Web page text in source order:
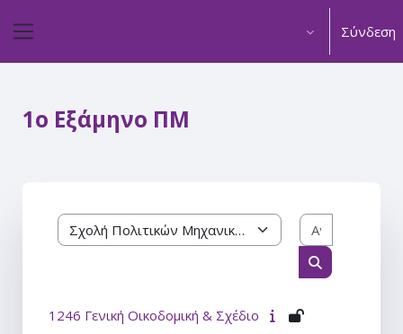
Σύνδεση
1ο Εξάμηνο ΠΜ
Κατηγορίες μαθημάτων
Αναζήτηση
1246 Γενική Οικοδομική & Σχέδιο